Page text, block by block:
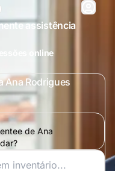
assistência
online
Ana Rodrigues
de Ana